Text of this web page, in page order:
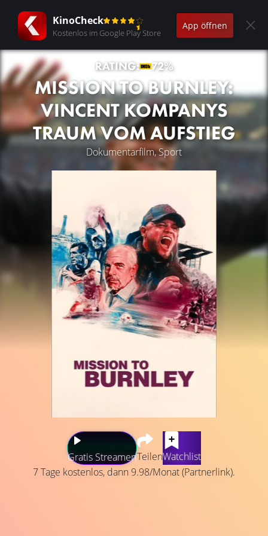
KinoCheck
Kostenlos im Google Play Store
App öffnen
RATING: 72%
MISSION TO BURNLEY:
VINCENT KOMPANYS
TRAUM VOM AUFSTIEG
Dokumentarfilm, Sport
Gratis StreamenTeilenWatchlist
7 Tage kostenlos, dann 9.98/Monat (Partnerlink).